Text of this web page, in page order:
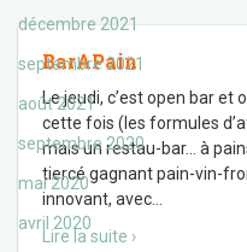
décembre 2021
septembre 2021
août 2021
septembre 2020
mai 2020
avril 2020
BarAPain
Le jeudi, c’est open bar
cette fois (les formules
mais un restau-bar… à
tiercé gagnant pain-vin-
innovant, avec
Lire la suite ›